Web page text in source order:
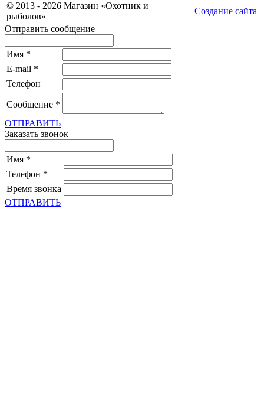
© 2013 - 2026 Магазин «Охотник и
рыболов»
Создание сайта
Отправить сообщение
Имя *
E-mail *
Телефон
Сообщение *
ОТПРАВИТЬ
Заказать звонок
Имя *
Телефон *
Время звонка
ОТПРАВИТЬ